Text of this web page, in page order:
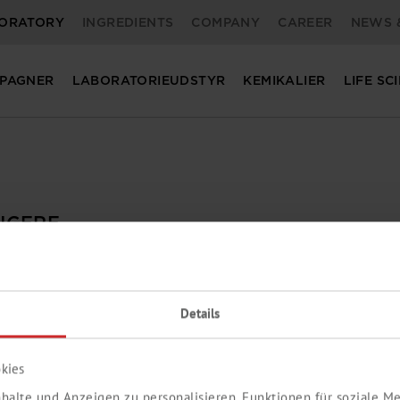
Details
INGREDIENTS COMPANY CAREER NEWS
LABORATORIEUDSTYR KEMIKALIER LIFE
oplysninger, du har brug for.